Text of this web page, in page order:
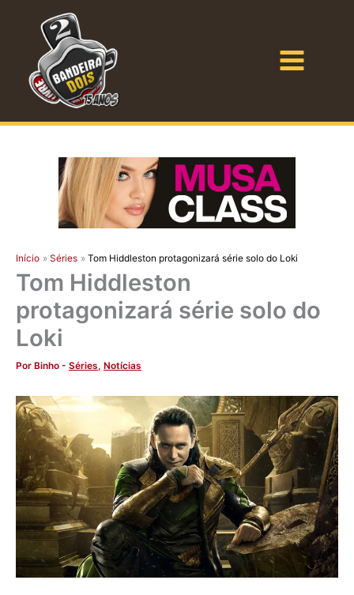
conteúdo
Início Séries Tom Hiddleston protagonizará série solo do Loki
Tom Hiddleston
protagonizará série solo do
Loki
Por Binho - Séries, Notícias